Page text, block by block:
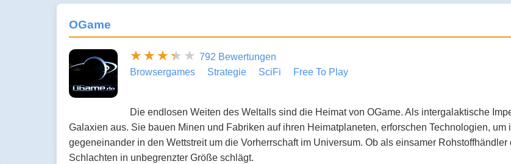
OGame
792 Bewertungen
Browsergames
Strategie SciFi Free To Play
Die endlosen Weiten des Weltalls sind die Heimat von OGame. Als intergalaktische
Galaxien aus. Sie bauen Minen und Fabriken auf ihren Heimatplaneten, erforschen Technologien,
gegeneinander in den Wettstreit um die Vorherrschaft im Universum. Ob als einsamer
Schlachten in unbegrenzter Größe schlägt.